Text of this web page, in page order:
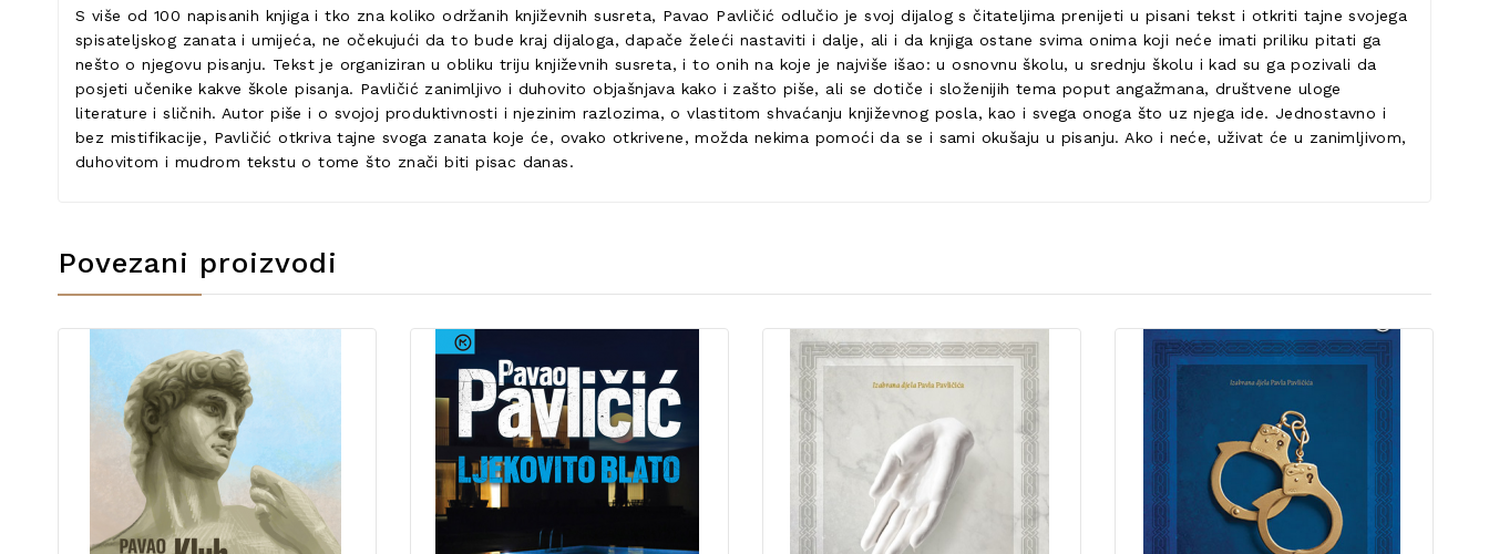
S više od 100 napisanih knjiga i tko zna koliko održanih književnih susreta, Pavao Pavličić odlučio je svoj dijalog s čitateljima prenijeti u pisani tekst i otkriti tajne svojega
spisateljskog zanata i umijeća, ne očekujući da to bude kraj dijaloga, dapače želeći nastaviti i dalje, ali i da knjiga ostane svima onima koji neće imati priliku pitati ga
nešto o njegovu pisanju. Tekst je organiziran u obliku triju književnih susreta, i to onih na koje je najviše išao: u osnovnu školu, u srednju školu i kad su ga pozivali da
posjeti učenike kakve škole pisanja. Pavličić zanimljivo i duhovito objašnjava kako i zašto piše, ali se dotiče i složenijih tema poput angažmana, društvene uloge
literature i sličnih. Autor piše i o svojoj produktivnosti i njezinim razlozima, o vlastitom shvaćanju književnog posla, kao i svega onoga što uz njega ide. Jednostavno i
bez mistifikacije, Pavličić otkriva tajne svoga zanata koje će, ovako otkrivene, možda nekima pomoći da se i sami okušaju u pisanju. Ako i neće, uživat će u zanimljivom,
duhovitom i mudrom tekstu o tome što znači biti pisac danas.
Povezani proizvodi